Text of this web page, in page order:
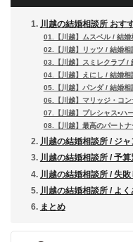
川越の結婚相談所 おす
01.【川越】ムスベル / 結婚
02.【川越】リッツ / 結婚相
03.【川越】スミレクラブ /
04.【川越】えにし / 結婚相
05.【川越】パンダ / 結婚相
06.【川越】マリッジ・コ
07.【川越】プレシャス•ハ
08.【川越】最高のパート
川越の結婚相談所 / ジ
川越の結婚相談所 / 予
川越の結婚相談所 / 失
川越の結婚相談所 / よく
まとめ